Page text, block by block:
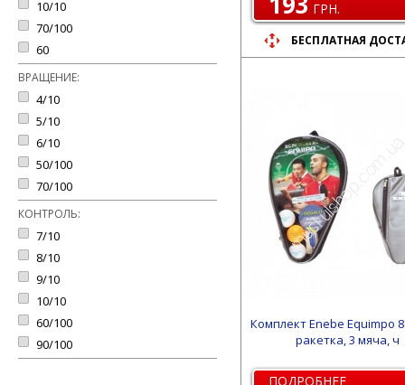
10/10
70/100
60
ВРАЩЕНИЕ:
4/10
5/10
6/10
50/100
70/100
КОНТРОЛЬ:
7/10
8/10
9/10
10/10
60/100
90/100
ГРН.
БЕСПЛАТНАЯ
Комплект Enebe Equimpo
ракетка, 3 мяча, ч
ПОДРОБНЕЕ